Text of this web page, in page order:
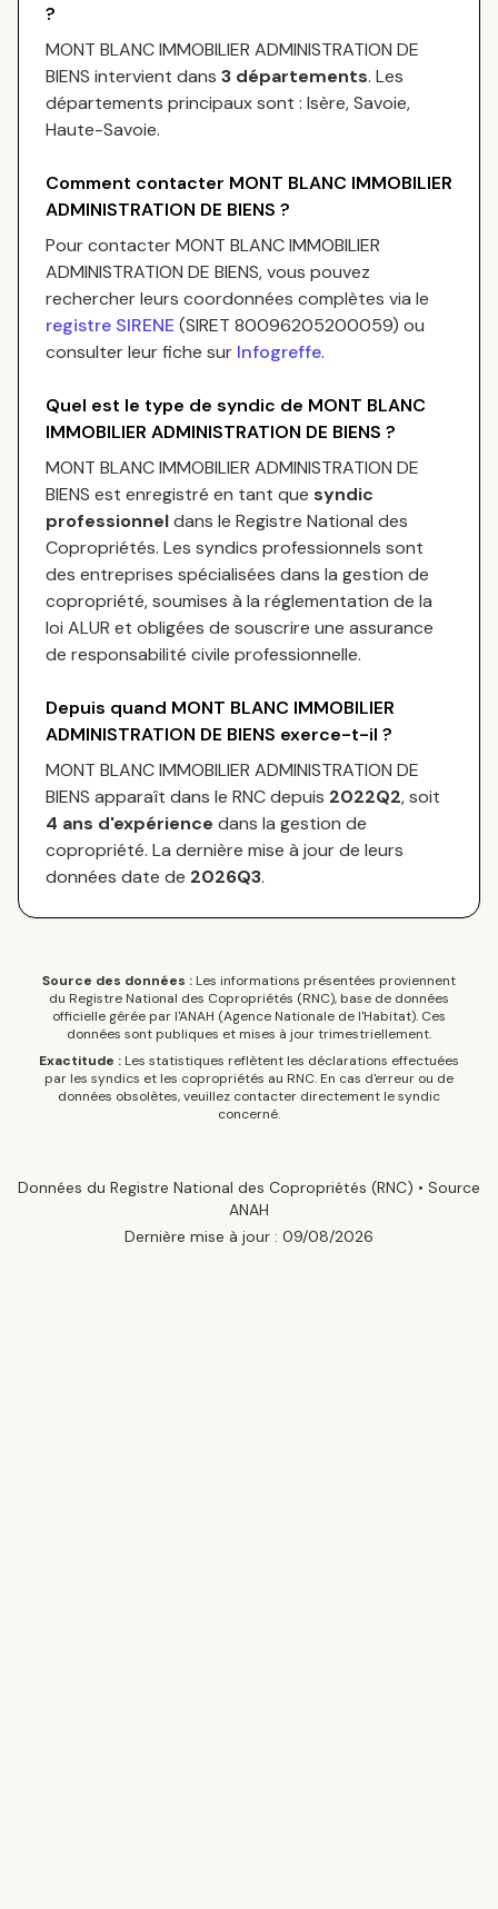
?
MONT BLANC IMMOBILIER ADMINISTRATION DE
BIENS intervient dans 3 départements. Les
départements principaux sont : Isère, Savoie,
Haute-Savoie.
Comment contacter MONT BLANC IMMOBILIER
ADMINISTRATION DE BIENS ?
Pour contacterMONT BLANC IMMOBILIER
ADMINISTRATION DE BIENS, vous pouvez
rechercher leurs coordonnées complètes via le
registre SIRENE (SIRET 80096205200059) ou
consulter leur fiche sur Infogreffe.
Quel est le type de syndic de MONT BLANC
IMMOBILIER ADMINISTRATION DE BIENS ?
MONT BLANC IMMOBILIER ADMINISTRATION DE
BIENS est enregistré en tant que syndic
professionneldans le Registre National des
Copropriétés. Les syndics professionnels sont
des entreprises spécialisées dans la gestion de
copropriété, soumises à la réglementation de la
loi ALUR et obligées de souscrire une assurance
de responsabilité civile professionnelle.
Depuis quand MONT BLANC IMMOBILIER
ADMINISTRATION DE BIENS exerce-t-il ?
MONT BLANC IMMOBILIER ADMINISTRATION DE
BIENS apparaît dans le RNC depuis 2022Q2, soit
4 ans d'expérience dans la gestion de
copropriété. La dernière mise à jour de leurs
données date de 2026Q3.
Source des données : Les informations présentées proviennent
du Registre National des Copropriétés (RNC), base de données
officielle gérée par l'ANAH (Agence Nationale de l'Habitat). Ces
données sont publiques et mises à jour trimestriellement.
Exactitude : Les statistiques reflètent les déclarations effectuées
par les syndics et les copropriétés au RNC. En cas d'erreur ou de
données obsolètes, veuillez contacter directement le syndic
concerné.
Données du Registre National des Copropriétés (RNC) • Source
ANAH
Dernière mise à jour : 09/08/2026